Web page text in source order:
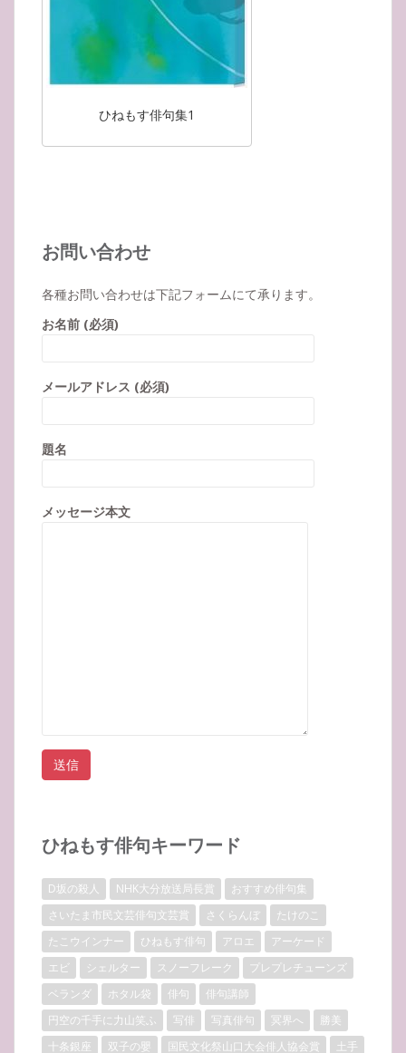
ひねもす俳句集1
お問い合わせ
各種お問い合わせは下記フォームにて承ります。
お名前 (必須)
メールアドレス (必須)
題名
メッセージ本文
ひねもす俳句キーワード
D坂の殺人 NHK大分放送局長賞
おすすめ俳句集
さいたま市民文芸俳句文芸賞
さくらんぼ
たけのこ
たこウインナー
ひねもす俳句 アロエ
アーケード
エビ
シェルター スノーフレーク
プレプレチューンズ
ベランダ
ホタル袋 俳句
俳句講師
円空の千手に力山笑ふ
写俳 写真俳句 冥界へ
勝美
十条銀座
双子の嬰 国民文化祭山口大会俳人協会賞 土手